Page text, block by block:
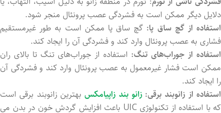
دلایل دیگر ممکن است به فشردگی عصب پرونئال منجر شود.
استفاده از گچ ساق پا: گچ ساق پا ممکن است به طور غیرمستقیم
فشاری به عصب پرونئال وارد کند و فشردگی آن را ایجاد کند.
استفاده از جوراب‌های تنگ: استفاده از جوراب‌های تنگ تا بالای ران
ممکن است فشار غیرمعمول به عصب پرونئال وارد کند و فشردگی آن
را ایجاد کند.
استفاده از زانوبند برقی:زانو بند زاپیامکسبهترین زانوبند برقی است
که با استفاده از تکنولوژی UIC باعث افزایش گردش خون در بدن می